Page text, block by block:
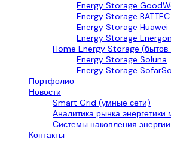
Energy Storage
Energy Storage BATTEC
Energy Storage Huawei
Energy Storage Energon
Home Energy Storage
Energy Storage Soluna
Energy Storage
Портфолио
Новости
Smart Grid (умные сети)
Аналитика рынка энергетики
Системы накопления
Контакты